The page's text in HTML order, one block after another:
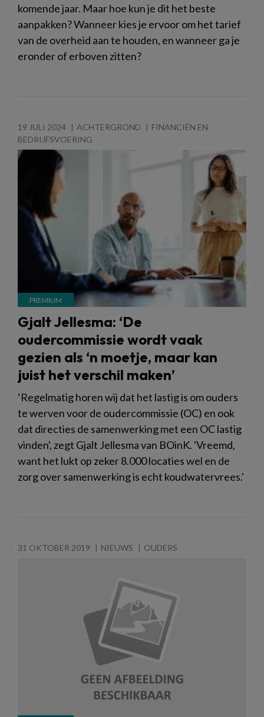
komende jaar. Maar hoe kun je dit het beste
aanpakken? Wanneer kies je ervoor om het tarief
van de overheid aan te houden, en wanneer ga je
eronder of erboven zitten?
19 JULI 2024 ACHTERGROND
FINANCIËN EN
BEDRIJFSVOERING
Gjalt Jellesma: ‘De
oudercommissie wordt vaak
gezien als ‘n moetje, maar kan
juist het verschil maken’
‘Regelmatig horen wij dat het lastig is om ouders
te werven voor de oudercommissie (OC) en ook
dat directies de samenwerking met een OC lastig
vinden', zegt Gjalt Jellesma van BOinK. 'Vreemd,
want het lukt op zeker 8.000 locaties wel en de
zorg over samenwerking is echt koudwatervrees.'
31 OKTOBER 2019 NIEUWS OUDERS